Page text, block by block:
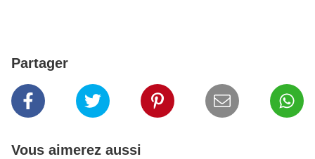
Partager
Vous aimerez aussi